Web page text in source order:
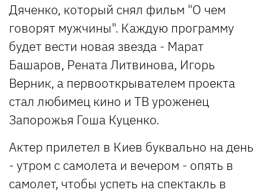
Дяченко, который снял фильм "О чем
говорят мужчины". Каждую программу
будет вести новая звезда - Марат
Башаров, Рената Литвинова, Игорь
Верник, а первооткрывателем проекта
стал любимец кино и ТВ уроженец
Запорожья Гоша Куценко.
Актер прилетел в Киев буквально на день
- утром с самолета и вечером - опять в
самолет, чтобы успеть на спектакль в